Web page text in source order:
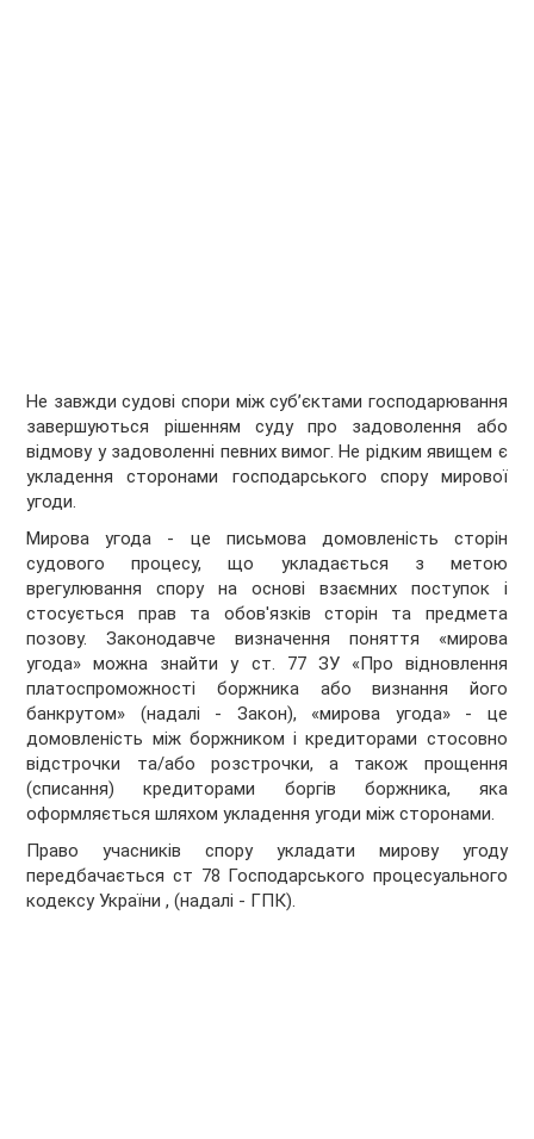
Не завжди судові спори між суб’єктами господарювання
завершуються рішенням суду про задоволення або
відмову у задоволенні певних вимог. Не рідким явищем є
укладення сторонами господарського спору мирової
угоди.
Мирова угода - це письмова домовленість сторін
судового процесу, що укладається з метою
врегулювання спору на основі взаємних поступок і
стосується прав та обов'язків сторін та предмета
позову. Законодавче визначення поняття «мирова
угода» можна знайти у ст. 77 ЗУ «Про відновлення
платоспроможності боржника або визнання його
банкрутом» (надалі - Закон), «мирова угода» - це
домовленість між боржником і кредиторами стосовно
відстрочки та/або розстрочки, а також прощення
(списання) кредиторами боргів боржника, яка
оформляється шляхом укладення угоди між сторонами.
Право учасників спору укладати мирову угоду
передбачається ст 78 Господарського процесуального
кодексу України , (надалі - ГПК).